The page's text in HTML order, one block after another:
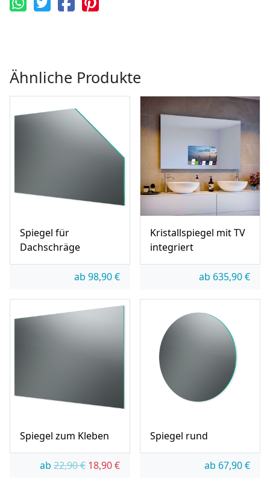
Ähnliche Produkte
Spiegel für
Dachschräge
ab 98,90€
Kristallspiegel mit TV
integriert
ab 635,90€
Spiegel zum Kleben
ab 22,90€ Ursprünglicher Preis war: 22,90 €
18,90€Aktueller Preis ist: 18,90 €.
Spiegel rund
ab 67,90€